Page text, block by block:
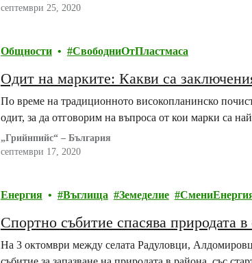
септември 25, 2020
Общности СвободниОтПластмаса
Одит на марките: Какви са
По време на традиционното високопланинско
одит, за да отговорим на въпроса от кои марки са
„Грийнпийс“ – България
септември 17, 2020
Енергия Въглища Земеделие
Спортно събитие спасява природата
На 3 октомври между селата Радуловци,